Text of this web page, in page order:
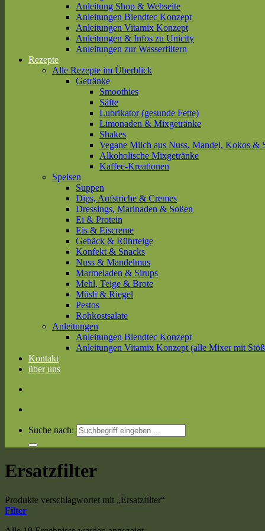
Anleitung Shop & Webseite
Anleitungen Blendtec Konzept
Anleitungen Vitamix Konzept
Anleitungen & Infos zu Unicity
Anleitungen zur Wasserfiltern
Rezepte
Alle Rezepte im Überblick
Getränke
Smoothies
Säfte
Lubrikator (gesunde Fette)
Limonaden & Mixgetränke
Shakes
Vegane Milch aus Nuss, Mandel, Kokos &
Alkoholische Mixgetränke
Kaffee-Kreationen
Speisen
Suppen
Dips, Aufstriche & Cremes
Dressings, Marinaden & Soßen
Ei & Protein
Eis & Eiscreme
Gebäck & Rührteige
Konfekt & Snacks
Nuss & Mandelmus
Marmeladen & Sirups
Mehl, Teige & Brote
Müsli & Riegel
Pestos
Rohkostsalate
Anleitungen
Anleitungen Blendtec Konzept
Anleitungen Vitamix Konzept (alle Mixer mit
Kontakt
über uns
Suche nach:
Ersatzfilter
Produkte verschlagwortet mit „Ersatzfilter“
Filter